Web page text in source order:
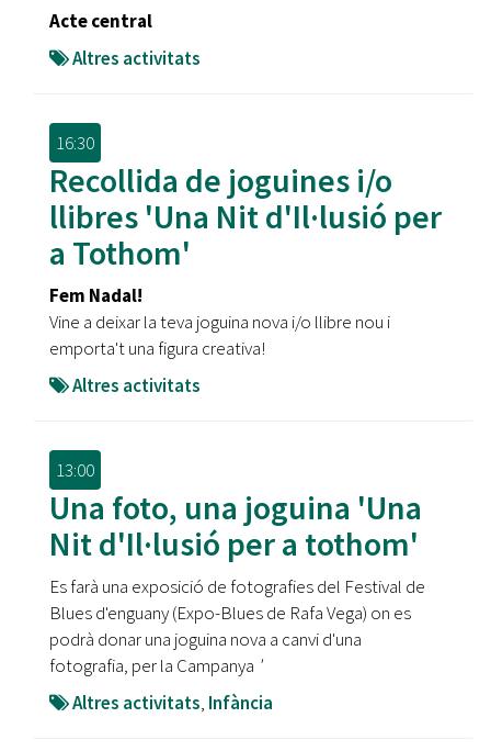
Acte central
Altres activitats
16:30
Recollida de joguines i/o
llibres 'Una Nit d'Il·lusió per
a Tothom'
Fem Nadal!
Vine a deixar la teva joguina nova i/o llibre nou i
emporta't una figura creativa!
Altres activitats
13:00
Una foto, una joguina 'Una
Nit d'Il·lusió per a tothom'
Es farà una exposició de fotografies del Festival de
Blues d'enguany (Expo-Blues de Rafa Vega) on es
podrà donar una joguina nova a canvi d'una
fotografia, per la Campanya '
Altres activitats, Infància